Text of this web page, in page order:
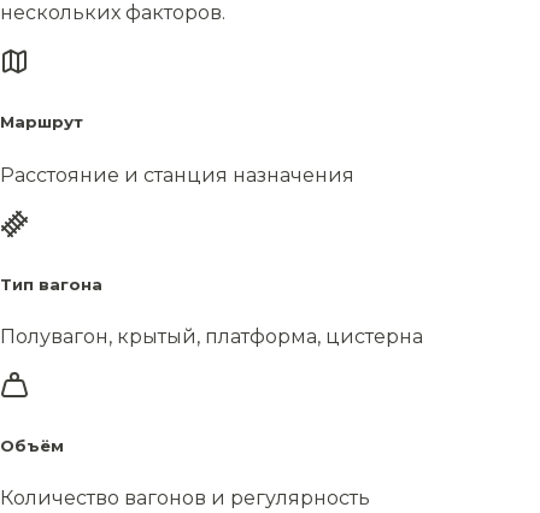
нескольких факторов.
Маршрут
Расстояние и станция назначения
Тип вагона
Полувагон, крытый, платформа, цистерна
Объём
Количество вагонов и регулярность